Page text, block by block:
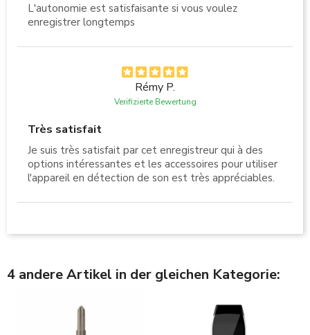
L'autonomie est satisfaisante si vous voulez
enregistrer longtemps
Rémy P.
Verifizierte Bewertung
Très satisfait
Je suis très satisfait par cet enregistreur qui à des
options intéressantes et les accessoires pour utiliser
l'appareil en détection de son est très appréciables.
4 andere Artikel in der gleichen Kategorie: